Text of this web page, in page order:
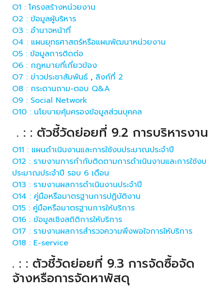
O1 : โครงสร้างหน่วยงาน
O2 : ข้อมูลผู้บริหาร
O3 : อำนาจหน้าที่
O4 : แผนยุทธศาสตร์หรือแผนพัฒนาหน่วยงาน
O5 : ข้อมูลการติดต่อ
O6 : กฎหมายที่เกี่ยวข้อง
O7 : ข่าวประชาสัมพันธ์ , ลิงก์ที่ 2
O8 : กระดานถาม-ตอบ Q&A
O9 : Social Network
O10 : นโยบายคุ้มครองข้อมูลส่วนบุคคล
. : : ตัวชี้วัดย่อยที่ 9.2 การบริหารงาน
O11 : แผนดำเนินงานและการใช้งบประมาณประจำปี
O12 : รายงานการกำกับติดตามการดำเนินงานและการใช้งบ
ประมาณประจำปี รอบ 6 เดือน
O13 : รายงานผลการดำเนินงานประจำปี
O14 : คู่มือหรือมาตรฐานการปฏิบัติงาน
O15 : คู่มือหรือมาตรฐานการให้บริการ
O16 : ข้อมูลเชิงสถิติการให้บริการ
O17 : รายงานผลการสำรวจความพึงพอใจการให้บริการ
O18 : E-service
. : : ตัวชี้วัดย่อยที่ 9.3 การจัดซื้อจัด
จ้างหรือการจัดหาพัสดุ